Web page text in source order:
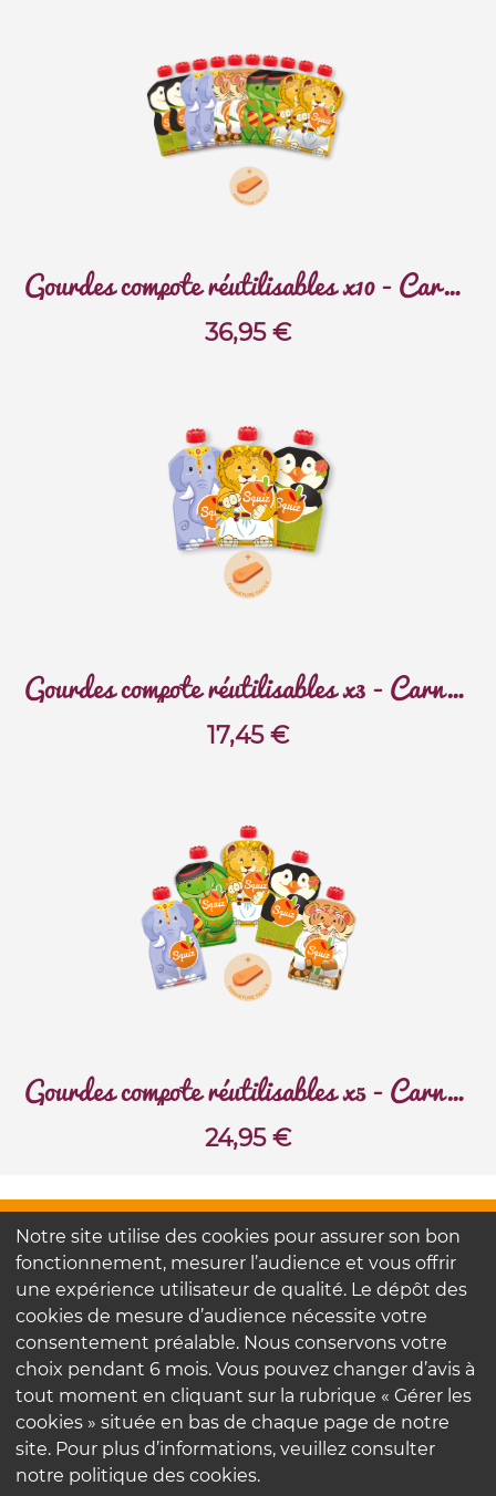
Gourdes compote réutilisables x10 - Carnaval
36,95€
Gourdes compote réutilisables x3 - Carnaval
17,45€
Gourdes compote réutilisables x5 - Carnaval
24,95€
FAQ
Contactez-nous
Nos engagements
Mentions légales
Politique de confidentialité
Notre site utilise des cookies pour assurer son bon
fonctionnement, mesurer l’audience et vous offrir
une expérience utilisateur de qualité. Le dépôt des
cookies de mesure d’audience nécessite votre
consentement préalable. Nous conservons votre
choix pendant 6 mois. Vous pouvez changer d’avis à
tout moment en cliquant sur la rubrique « Gérer les
cookies » située en bas de chaque page de notre
site. Pour plus d’informations, veuillez consulter
notre politique des cookies.